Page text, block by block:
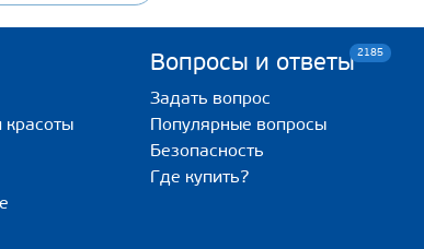
красоты
Вопросы и ответы2185
Задать вопрос
Популярные вопросы
Безопасность
Где купить?